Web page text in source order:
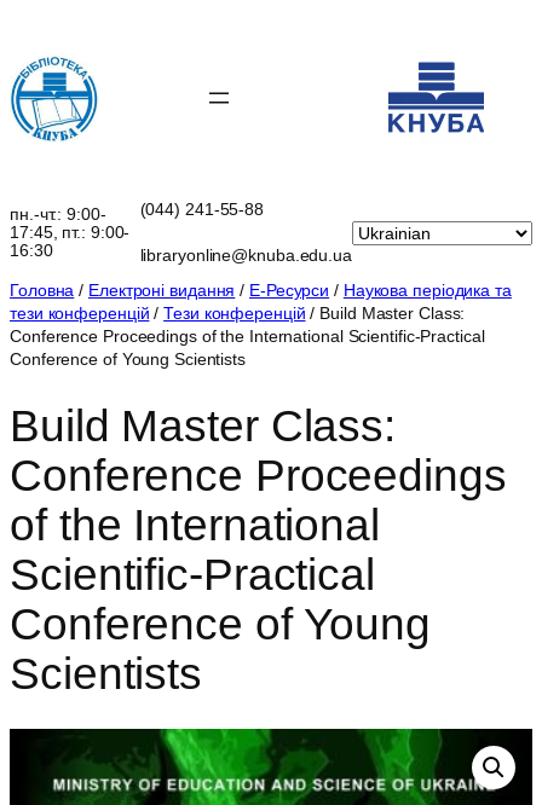
вмісту
пн.-чт.: 9:00-
17:45, пт.: 9:00-
16:30
(044) 241-55-88
libraryonline@knuba.edu.ua
Головна / Електроні видання / Е-Ресурси / Наукова періодика та
тези конференцій /Тези конференцій / Build Master Class:
Сonference Proceedings of the International Scientific-Practical
Conference of Young Scientists
Build Master Class:
Сonference Proceedings
of the International
Scientific-Practical
Conference of Young
Scientists